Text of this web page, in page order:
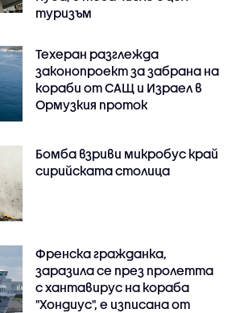
туризъм
Техеран разглежда
законопроект за забрана на
кораби от САЩ и Израел в
Ормузкия проток
Бомба взриви микробус край
сирийската столица
Френска гражданка,
заразила се през пролетта
с хантавирус на кораба
"Хондиус", е изписана от